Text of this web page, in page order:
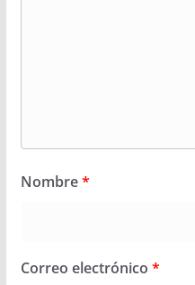
Nombre*
Correo electrónico *